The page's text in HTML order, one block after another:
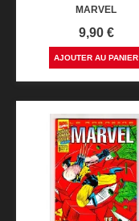
MARVEL
Prix
9,90 €
AJOUTER AU PANIER